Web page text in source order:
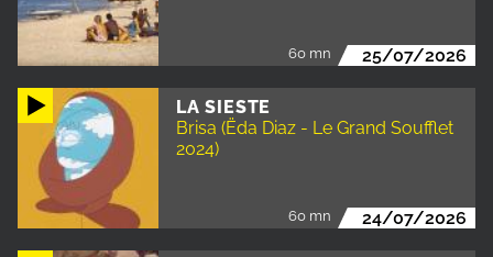
60 mn 25/07/2026
LA SIESTE
Brisa (Ëda Diaz - Le Grand Soufflet
2024)
60 mn 24/07/2026